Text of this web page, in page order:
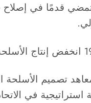
قدمًا في إصلاح
تصميم
في